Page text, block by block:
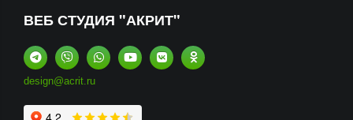
ВЕБ СТУДИЯ "АКРИТ"
design@acrit.ru